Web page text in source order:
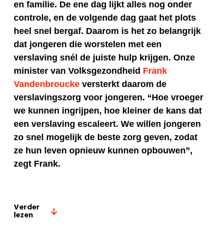
en familie. De ene dag lijkt alles nog onder
controle, en de volgende dag gaat het plots
heel snel bergaf. Daarom is het zo belangrijk
dat jongeren die worstelen met een
verslaving snél de juiste hulp krijgen. Onze
minister van Volksgezondheid Frank
Vandenbroucke versterkt daarom de
verslavingszorg voor jongeren. “Hoe vroeger
we kunnen ingrijpen, hoe kleiner de kans dat
een verslaving escaleert. We willen jongeren
zo snel mogelijk de beste zorg geven, zodat
ze hun leven opnieuw kunnen opbouwen”,
zegt Frank.
Verder
lezen